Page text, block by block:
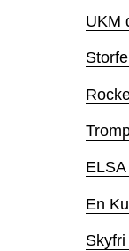
UKM
En